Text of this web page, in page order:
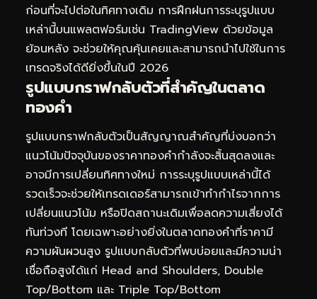
ก่อนที่จะไปต่อในทิศทางเดิม การฝึกฝนการระบุรูปแบบ
เหล่านี้บนแพลตฟอร์มเช่น TradingView ด้วยข้อมูล
ย้อนหลัง จะช่วยให้คุณคุ้นเคยและสามารถนำไปใช้ในการ
เทรดจริงได้ดียิ่งขึ้นในปี 2026
รูปแบบกราฟกลับตัวที่สำคัญในตลาด
ทองคำ
รูปแบบกราฟกลับตัวเป็นสัญญาณสำคัญที่บ่งบอกว่า
แนวโน้มปัจจุบันของราคาทองคำกำลังจะสิ้นสุดลงและ
อาจมีการเปลี่ยนทิศทางใหม่ การระบุรูปแบบเหล่านี้ได้
รวดเร็วจะช่วยให้เทรดเดอร์สามารถเข้าทำกำไรจากการ
เปลี่ยนแนวโน้ม หรือปิดสถานะเดิมเพื่อลดความเสี่ยงได้
ทันท่วงที โดยเฉพาะอย่างยิ่งในตลาดทองคำที่ราคามี
ความผันผวนสูง รูปแบบกลับตัวที่พบบ่อยและมีความน่า
เชื่อถือสูงได้แก่ Head and Shoulders, Double
Top/Bottom และ Triple Top/Bottom